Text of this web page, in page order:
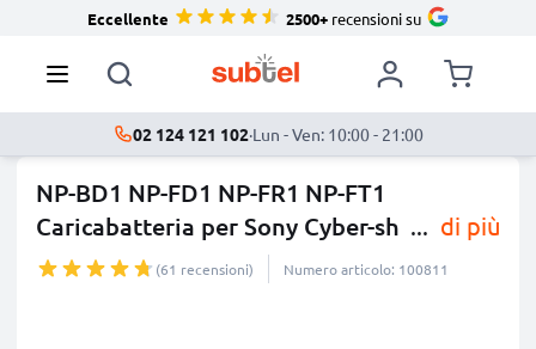
Eccellente 2500+recensioni su
02 124 121 102·Lun - Ven: 10:00 - 21:00
NP-BD1 NP-FD1 NP-FR1 NP-FT1
Caricabatteria per Sony Cyber-sh ... di più
(61 recensioni) Numero articolo: 100811